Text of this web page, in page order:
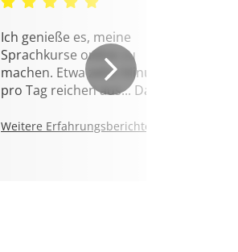
Ich genieße es, meine
Sprachkurse online zu
machen. Etwa zehn Minuten
pro Tag reichen aus... Danke!
Weitere Erfahrungsberichte.